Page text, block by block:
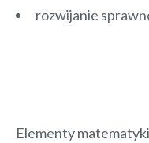
rozwijanie
Elementy